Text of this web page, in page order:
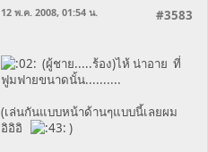
#3583
12 พ.ค. 2008, 01:54 น.
(ผู้ชาย.....ร้อง)ไห้ น่าอาย ที่
ฟูมฟายขนาดนั้น..........
(เล่นกันแบบหน้าด้านๆแบบนี้เลยผม
อิอิอิ
)